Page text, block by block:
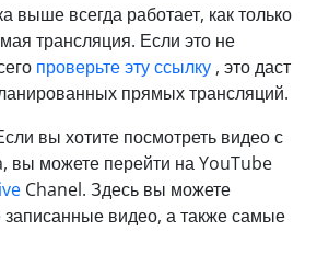
выше всегда работает, как только
трансляция. Если это не
проверьте эту ссылку , это даст
прямых трансляций.
вы хотите посмотреть видео с
вы можете перейти на YouTube
Chanel. Здесь вы можете
записанные видео, а также самые